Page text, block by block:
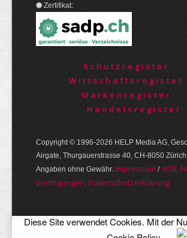
Zertifikat:
Schutzregister
Wirtschaftsregister
Markenregister
Handelsregister
Copyright © 1996-2026 HELP Media AG,
Airgate, Thurgauer­strasse 40, CH-8050
Angaben ohne Gewähr. Im­pres­sum /AGB,
bedin­gungen, Daten­schutz­er­klärung
Diese Site verwendet Cookies. Mit der